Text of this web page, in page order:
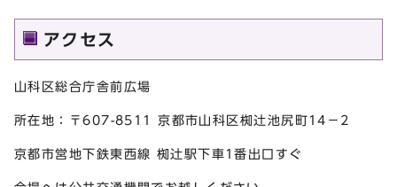
アクセス
山科区総合庁舎前広場
所在地：〒607-8511 京都市山科区椥辻池尻町14－2
京都市営地下鉄東西線 椥辻駅下車1番出口すぐ